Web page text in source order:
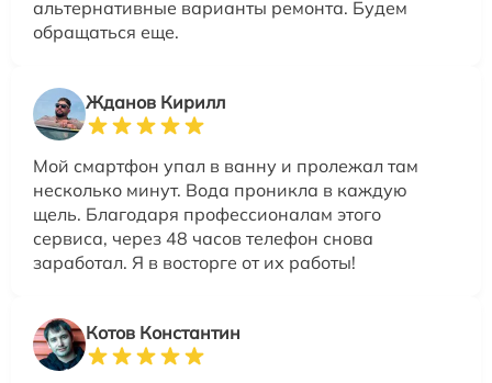
альтернативные варианты ремонта. Будем
обращаться еще.
Жданов Кирилл
Мой смартфон упал в ванну и пролежал там
несколько минут. Вода проникла в каждую
щель. Благодаря профессионалам этого
сервиса, через 48 часов телефон снова
заработал. Я в восторге от их работы!
Котов Константин